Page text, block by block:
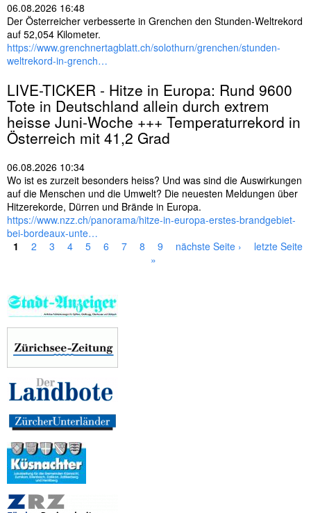
06.08.2026 16:48
Der Österreicher verbesserte in Grenchen den Stunden-Weltrekord
auf 52,054 Kilometer.
https://www.grenchnertagblatt.ch/solothurn/grenchen/stunden-
weltrekord-in-grench…
LIVE-TICKER - Hitze in Europa: Rund 9600
Tote in Deutschland allein durch extrem
heisse Juni-Woche +++ Temperaturrekord in
Österreich mit 41,2 Grad
06.08.2026 10:34
Wo ist es zurzeit besonders heiss? Und was sind die Auswirkungen
auf die Menschen und die Umwelt? Die neuesten Meldungen über
Hitzerekorde, Dürren und Brände in Europa.
https://www.nzz.ch/panorama/hitze-in-europa-erstes-brandgebiet-
bei-bordeaux-unte…
i
t
e
n
1 2 3 4 5 6 7 8 9 nächste Seite ›
letzte Seite
»